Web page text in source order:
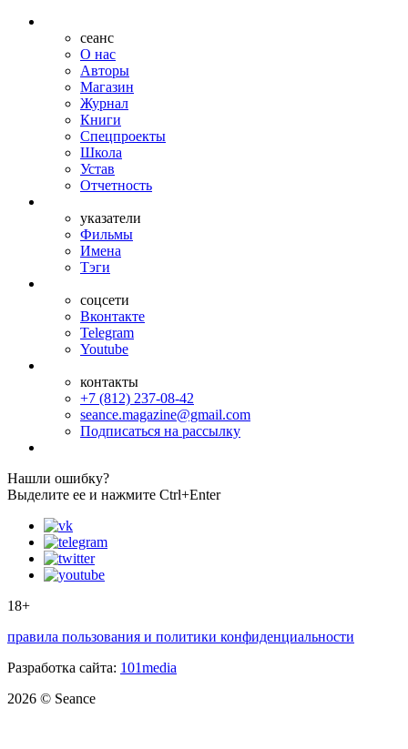
сеанс
О нас
Авторы
Магазин
Журнал
Книги
Спецпроекты
Школа
Устав
Отчетность
указатели
Фильмы
Имена
Тэги
соцсети
Вконтакте
Telegram
Youtube
контакты
+7 (812) 237-08-42
seance.magazine@gmail.com
Подписаться на рассылку
Нашли ошибку?
Выделите ее и нажмите Ctrl+Enter
18+
правила пользования и политики конфиденциальности
Разработка сайта: 101media
2026 © Seance